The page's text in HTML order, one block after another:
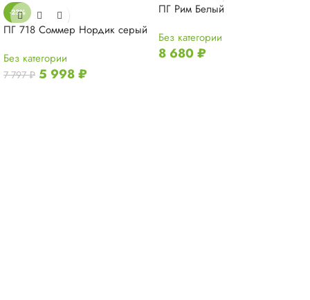
-23%
ПГ 718 Соммер Нордик серый
Без категории
7 797₽ 5 998₽
ПГ Рим Белый
Без категории
8 680₽